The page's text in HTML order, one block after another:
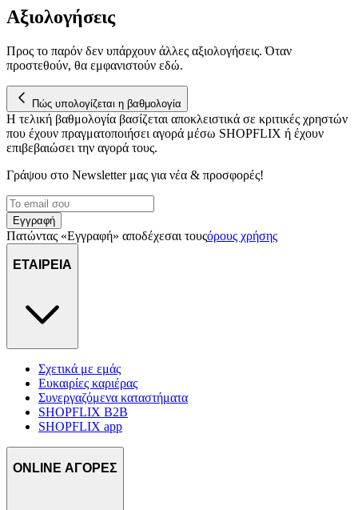
Αξιολογήσεις
Προς το παρόν δεν υπάρχουν άλλες αξιολογήσεις. Όταν
προστεθούν, θα εμφανιστούν εδώ.
Πώς υπολογίζεται η βαθμολογία
Η τελική βαθμολογία βασίζεται αποκλειστικά σε κριτικές χρηστών
που έχουν πραγματοποιήσει αγορά μέσω SHOPFLIX ή έχουν
επιβεβαιώσει την αγορά τους.
Γράψου στο Νewsletter μας για νέα & προσφορές!
Εγγραφή
Πατώντας «Εγγραφή» αποδέχεσαι τουςόρους χρήσης
ΕΤΑΙΡΕΙΑ
Σχετικά με εμάς
Ευκαιρίες καριέρας
Συνεργαζόμενα καταστήματα
SHOPFLIX B2B
SHOPFLIX app
ONLINE ΑΓΟΡΕΣ